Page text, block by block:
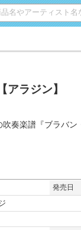
アラジン】
奏楽譜『ブラバ
発売日